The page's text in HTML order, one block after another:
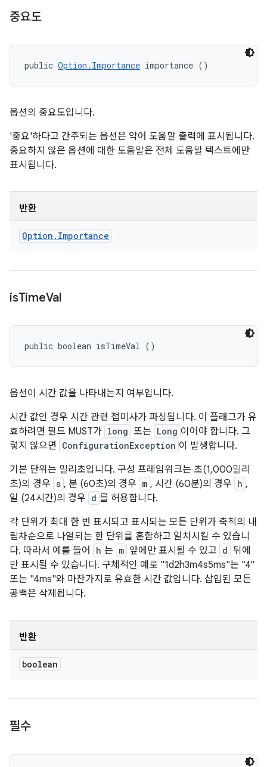
중요도
public Option.Importance importance ()
옵션의 중요도입니다.
'중요'하다고 간주되는 옵션은 약어 도움말 출력에 표시됩니다.
중요하지 않은 옵션에 대한 도움말은 전체 도움말 텍스트에만
표시됩니다.
반환
Option . Importance
isTimeVal
public boolean isTimeVal ()
옵션이 시간 값을 나타내는지 여부입니다.
시간 값인 경우 시간 관련 접미사가 파싱됩니다. 이 플래그가 유
효하려면 필드 MUST가 long 또는 Long 이어야 합니다. 그
렇지 않으면
ConfigurationException 이 발생합니다.
기본 단위는 밀리초입니다. 구성 프레임워크는 초(1,000밀리
초)의 경우 s , 분 (60초)의 경우 m , 시간 (60분)의 경우 h ,
일 (24시간)의 경우 d 를 허용합니다.
각 단위가 최대 한 번 표시되고 표시되는 모든 단위가 축척의 내
림차순으로 나열되는 한 단위를 혼합하고 일치시킬 수 있습니
다. 따라서 예를 들어
h 는 m 앞에만 표시될 수 있고 d 뒤에
만 표시될 수 있습니다. 구체적인 예로 "1d2h3m4s5ms"는 "4"
또는 "4ms"와 마찬가지로 유효한 시간 값입니다. 삽입된 모든
공백은 삭제됩니다.
반환
boolean
필수